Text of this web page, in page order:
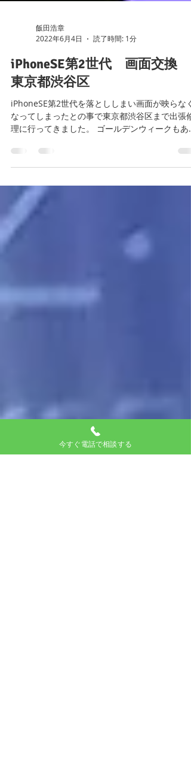
飯田浩章
iPhoneSE第2世代 画面交換
東京都渋谷区
iPhoneSE第2世代を落とししまい画面が映らなく
なってしまったとの事で東京都渋谷区まで出張修
月は修理が多すぎました。やはり皆様がアクティ
ブに動き出すと修理が増えます。 忙しすぎでブロ
グをサボっておりました。 ...
今すぐ電話で相談する